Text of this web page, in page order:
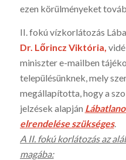
ezen körülményeket
II. fokú vízkorlátozás
Dr. Lőrincz Viktória,
miniszter e-mailben
településünknek, mely
megállapította, hogy a
jelzések alapján
elrendelése szükséges.
A II. fokú korlátozás az
magába: